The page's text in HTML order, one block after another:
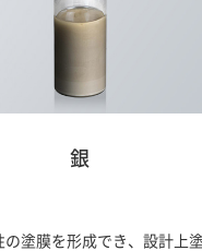
銀
塗膜を形成でき、設計上